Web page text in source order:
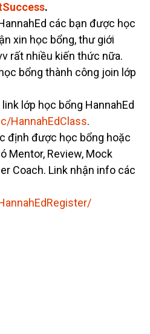
.
các bạn được học
xin học bổng, thư giới
rất nhiều kiến thức nữa.
bổng thành công join lớp
lớp học bổng HannahEd
HannahEdClass.
định được học bổng hoặc
Mentor, Review, Mock
Coach. Link nhận info các